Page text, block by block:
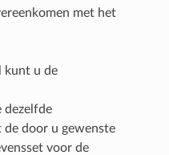
met het
kunt u de
dezelfde
door u gewenste
voor de